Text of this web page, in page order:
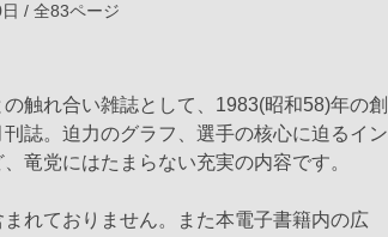
/ 全83ページ
触れ合い雑誌として、1983(昭和58)年の創
誌。迫力のグラフ、選手の核心に迫るイン
竜党にはたまらない充実の内容です。
れておりません。また本電子書籍内の広